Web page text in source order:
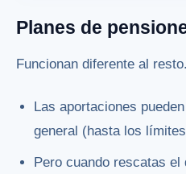
Planes de
Funcionan diferente al resto.
Las aportaciones
general (hasta los
Pero cuando rescatas